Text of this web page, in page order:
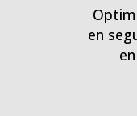
en